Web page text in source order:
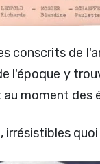
conscrits de
l'époque y
moment